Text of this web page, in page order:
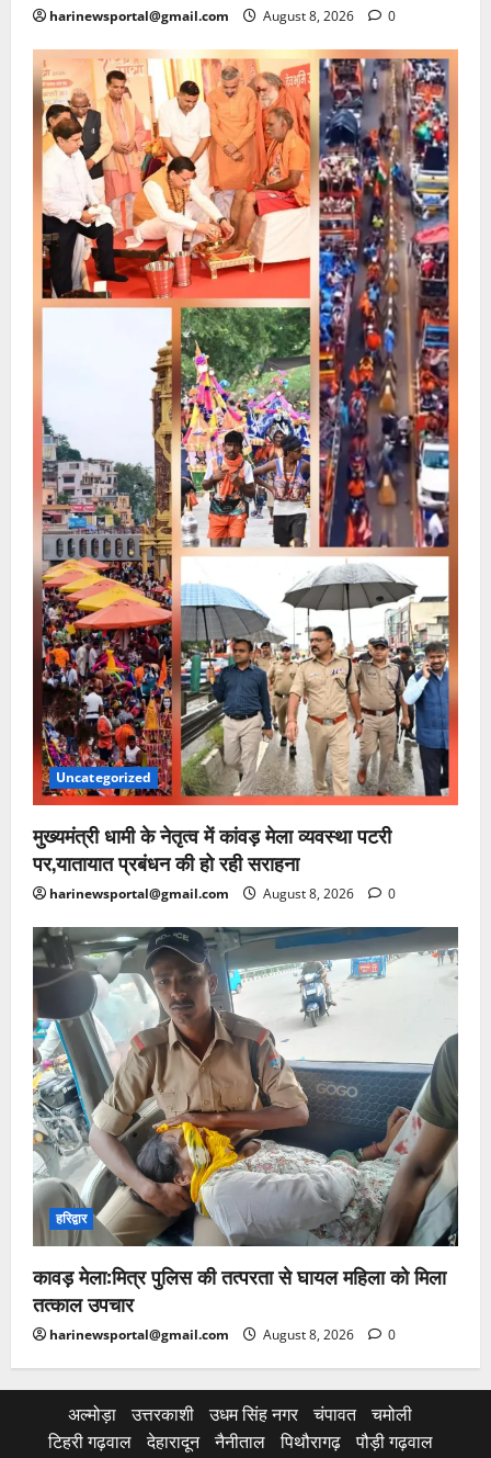
harinewsportal@gmail.com August 8, 2026 0
Uncategorized
मुख्यमंत्री धामी के नेतृत्व में कांवड़ मेला व्यवस्था पटरी
पर,यातायात प्रबंधन की हो रही सराहना
harinewsportal@gmail.com August 8, 2026 0
हरिद्वार
कावड़ मेला:मित्र पुलिस की तत्परता से घायल महिला को मिला
तत्काल उपचार
harinewsportal@gmail.com August 8, 2026 0
अल्मोड़ा उत्तरकाशी उधम सिंह नगर चंपावत
चमोली
टिहरी गढ़वाल
देहारादून नैनीताल पिथौरागढ़
पौड़ी गढ़वाल